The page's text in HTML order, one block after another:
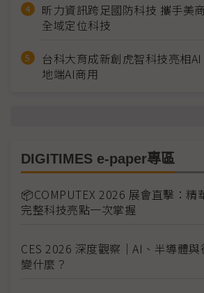
昕力資訊跨足國防科技 攜手美
全域定位科技
台科大育成新創虎智科技亮相
地端AI商用
DIGITIMES e-paper專區
📦COMPUTEX 2026 展會直擊：精
完整科技亮點一次掌握
CES 2026 深度觀察｜AI、半導體
變什麼？